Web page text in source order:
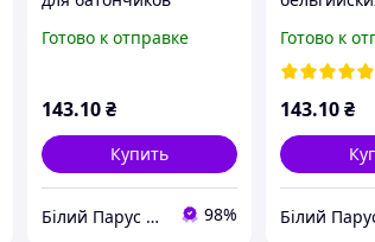
Форма батончик
Готово к отправке
143.10₴
Купить
Білий Парус HoReCa та B2B комплексне обслуговування 98%
Вафли
Готово к
143.10₴